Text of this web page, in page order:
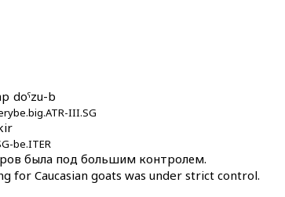
doˤzu-b
be.big.ATR-III.SG
be.ITER
была под большим контролем.
for Caucasian goats was under strict control.